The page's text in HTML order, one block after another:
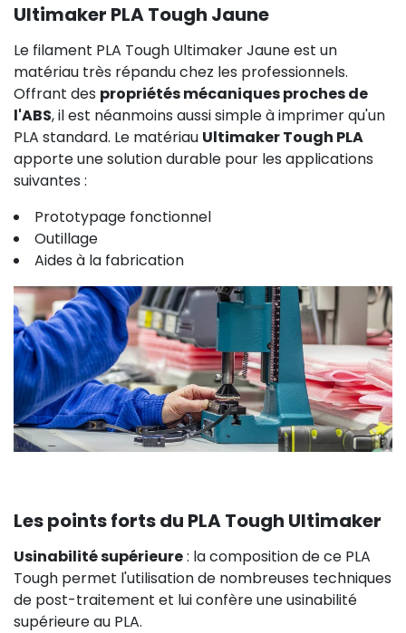
Ultimaker PLA Tough Jaune
Le filament PLA Tough Ultimaker Jaune est un
matériau très répandu chez les professionnels.
Offrant des propriétés mécaniques proches de
l'ABS, il est néanmoins aussi simple à imprimer qu'un
PLA standard. Le matériau Ultimaker Tough PLA
apporte une solution durable pour les applications
suivantes :
Prototypage fonctionnel
Outillage
Aides à la fabrication
Les points forts du PLA Tough Ultimaker
Usinabilité supérieure: la composition de ce PLA
Tough permet l'utilisation de nombreuses techniques
de post-traitement et lui confère une usinabilité
supérieure au PLA.